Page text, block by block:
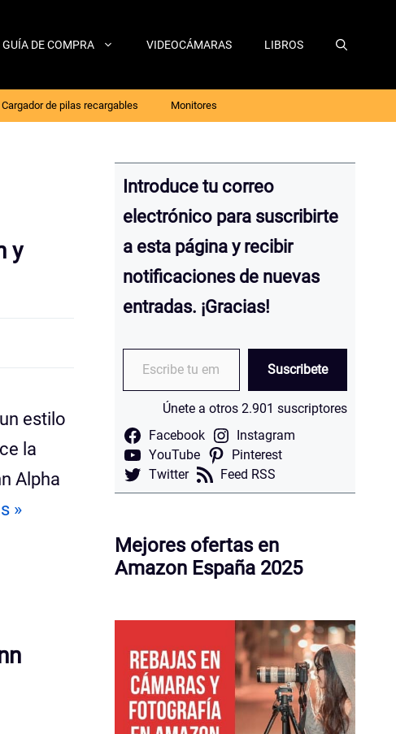
GUÍA DE COMPRA VIDEOCÁMARAS LIBROS
Cargador de pilas recargables Monitores
y
estilo
la
Alpha
»
Introduce tu correo
electrónico para suscribirte
a esta página y recibir
notificaciones de nuevas
entradas. ¡Gracias!
Escribe tu email…
Suscribete
Únete a otros 2.901 suscriptores
Facebook
Instagram
YouTube
Pinterest
Twitter
Feed RSS
Mejores ofertas en
Amazon España 2025